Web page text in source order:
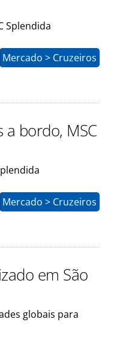
Splendida
Mercado > Cruzeiros
bordo, MSC
Mercado > Cruzeiros
em São
globais para